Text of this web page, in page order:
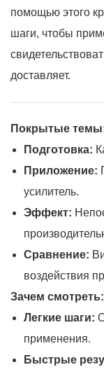
помощью этого
шаги, чтобы
доставляет.
Покрытые
Подготовка:
Приложение:
усилитель.
Эффект:
Сравнение:
воздействия
Зачем смотреть:
Легкие шаги:
применения.
Быстрые